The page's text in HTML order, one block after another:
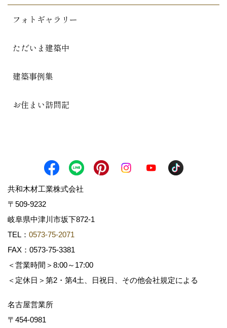
フォトギャラリー
ただいま建築中
建築事例集
お住まい訪問記
共和木材工業株式会社
〒509-9232
岐阜県中津川市坂下872‐1
TEL： 0573-75-2071
FAX：0573-75-3381
＜営業時間＞8:00～17:00
＜定休日＞第2・第4土、日祝日、その他会社規定による
名古屋営業所
〒454-0981